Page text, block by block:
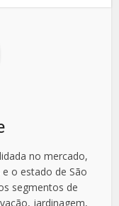
no mercado,
o estado de São
segmentos de
jardinagem,